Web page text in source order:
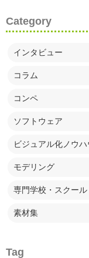
Category
インタビュー
コラム
コンペ
ソフトウェア
ビジュアル化ノウハ
モデリング
専門学校・スクール
素材集
Tag